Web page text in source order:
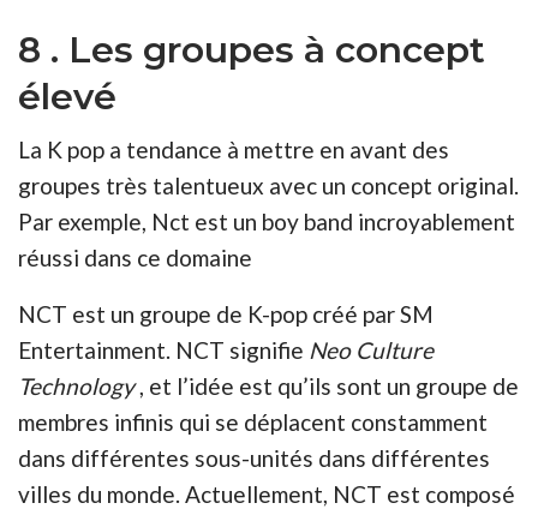
8 . Les groupes à concept
élevé
La K pop a tendance à mettre en avant des
groupes très talentueux avec un concept original.
Par exemple, Nct est un boy band incroyablement
réussi dans ce domaine
NCT est un groupe de K-pop créé par SM
Entertainment. NCT signifie Neo Culture
Technology, et l’idée est qu’ils sont un groupe de
membres infinis qui se déplacent constamment
dans différentes sous-unités dans différentes
villes du monde. Actuellement, NCT est composé